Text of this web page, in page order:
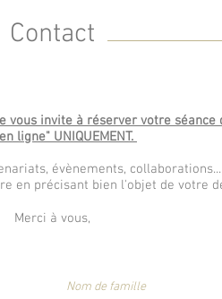
Contact
e vous invite à réserver votre séance
ligne" UNIQUEMENT.
évènements,
en précisant bien l'objet de votre
Merci à vous,
Nom de famille